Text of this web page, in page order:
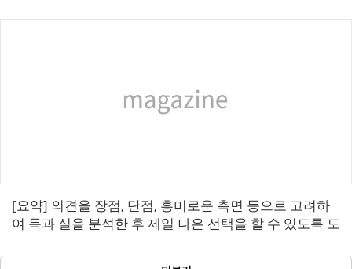
[요약] 의견을 장점, 단점, 흥미로운 측면 등으로 고려하
여 득과 실을 분석한 후 제일 나은 선택을 할 수 있도록 도
하는 과정, 동시에 여러 가지...